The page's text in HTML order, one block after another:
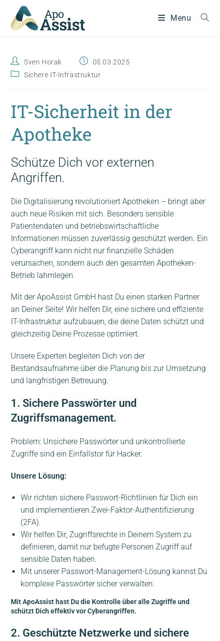
Menu
Sven Horak
05.03.2025
Sichere IT-Infrastruktur
IT-Sicherheit in der
Apotheke
Schütze Dich vor externen
Angriffen.
Die Digitalisierung revolutioniert Apotheken – bringt aber
auch neue Risiken mit sich. Besonders sensible
Patientendaten und betriebswirtschaftliche
Informationen müssen zuverlässig geschützt werden. Ein
Cyberangriff kann nicht nur finanzielle Schäden
verursachen, sondern auch den gesamten Apotheken-
Betrieb lahmlegen.
Mit der ApoAssist GmbH hast Du einen starken Partner
an Deiner Seite! Wir helfen Dir, eine sichere und effiziente
IT-Infrastruktur aufzubauen, die deine Daten schützt und
gleichzeitig Deine Prozesse optimiert.
Unsere Experten begleiten Dich von der
Bestandsaufnahme über die Planung bis zur Umsetzung
und langfristigen Betreuung.
1. Sichere Passwörter und
Zugriffsmanagement.
Problem: Unsichere Passwörter und unkontrollierte
Zugriffe sind ein Einfallstor für Hacker.
Unsere Lösung:
Wir richten sichere Passwort-Richtlinien für Dich ein
und implementieren Zwei-Faktor-Authentifizierung
(2FA).
Wir helfen Dir, Zugriffsrechte in Deinem System zu
definieren, damit nur befugte Personen Zugriff auf
sensible Daten haben.
Mit unserer Passwort-Management-Lösung kannst Du
komplexe Passwörter sicher verwalten.
Mit ApoAssist hast Du die Kontrolle über alle Zugriffe und
schützt Dich effektiv vor Cyberangriffen.
2. Geschützte Netzwerke und sichere